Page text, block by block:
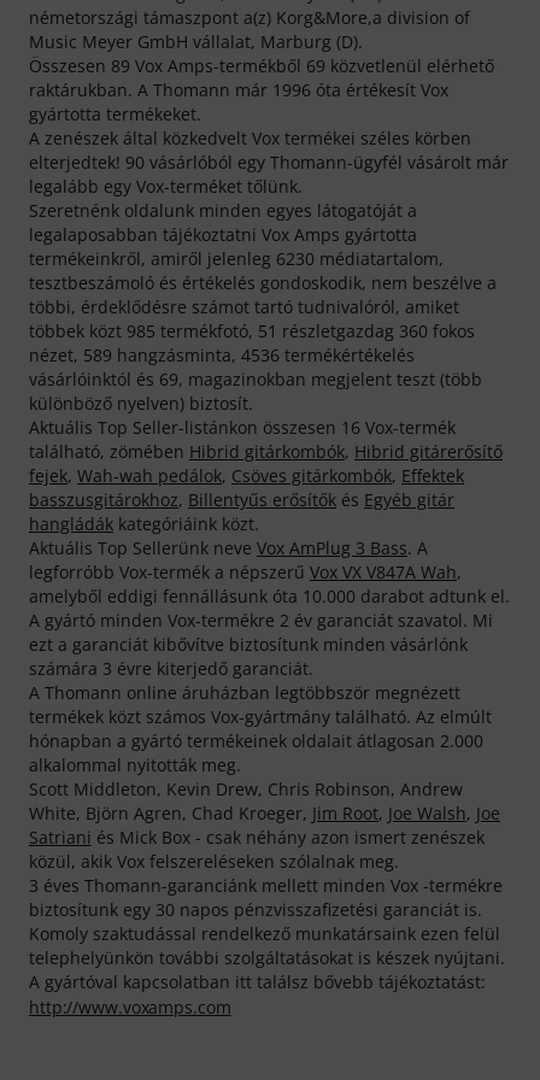
németországi támaszpont a(z) Korg&More,a division of
Music Meyer GmbH vállalat, Marburg (D).
Összesen 89 Vox Amps-termékből 69 közvetlenül elérhető
raktárukban. A Thomann már 1996 óta értékesít Vox
gyártotta termékeket.
A zenészek által közkedvelt Vox termékei széles körben
elterjedtek! 90 vásárlóból egy Thomann-ügyfél vásárolt már
legalább egy Vox-terméket tőlünk.
Szeretnénk oldalunk minden egyes látogatóját a
legalaposabban tájékoztatni Vox Amps gyártotta
termékeinkről, amiről jelenleg 6230 médiatartalom,
tesztbeszámoló és értékelés gondoskodik, nem beszélve a
többi, érdeklődésre számot tartó tudnivalóról, amiket
többek közt 985 termékfotó, 51 részletgazdag 360 fokos
nézet, 589 hangzásminta, 4536 termékértékelés
vásárlóinktól és 69, magazinokban megjelent teszt (több
különböző nyelven) biztosít.
Aktuális Top Seller-listánkon összesen 16 Vox-termék
található, zömében Hibrid gitárkombók, Hibrid gitárerősítő
fejek, Wah-wah pedálok, Csöves gitárkombók, Effektek
basszusgitárokhoz, Billentyűs erősítők és Egyéb gitár
hangládák kategóriáink közt.
Aktuális Top Sellerünk neve Vox AmPlug 3 Bass. A
legforróbb Vox-termék a népszerű Vox VX V847A Wah,
amelyből eddigi fennállásunk óta 10.000 darabot adtunk el.
A gyártó minden Vox-termékre 2 év garanciát szavatol. Mi
ezt a garanciát kibővítve biztosítunk minden vásárlónk
számára 3 évre kiterjedő garanciát.
A Thomann online áruházban legtöbbször megnézett
termékek közt számos Vox-gyártmány található. Az elmúlt
hónapban a gyártó termékeinek oldalait átlagosan 2.000
alkalommal nyitották meg.
Scott Middleton, Kevin Drew, Chris Robinson, Andrew
White, Björn Agren, Chad Kroeger, Jim Root, Joe Walsh, Joe
Satriani és Mick Box - csak néhány azon ismert zenészek
közül, akik Vox felszereléseken szólalnak meg.
3 éves Thomann-garanciánk mellett minden Vox -termékre
biztosítunk egy 30 napos pénzvisszafizetési garanciát is.
Komoly szaktudással rendelkező munkatársaink ezen felül
telephelyünkön további szolgáltatásokat is készek nyújtani.
A gyártóval kapcsolatban itt találsz bővebb tájékoztatást:
http://www.voxamps.com